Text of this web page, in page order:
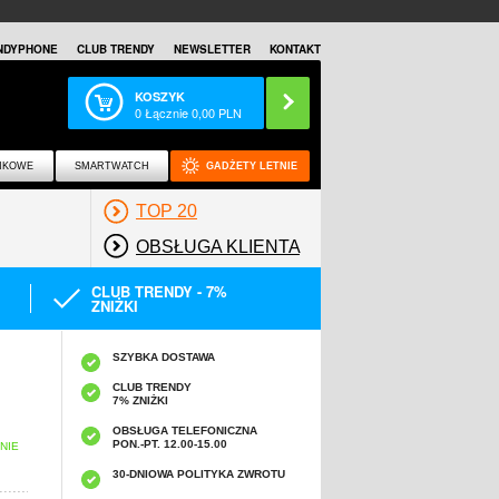
CLUB TRENDY NEWSLETTER KONTAKT
KOSZYK
0Łącznie0,00 PLN
SMARTWATCH GADŻETY LETNIE
TOP 20
OBSŁUGA KLIENTA
CLUB TRENDY - 7%
ZNIŻKI
SZYBKA DOSTAWA
CLUB TRENDY
7% ZNIŻKI
OBSŁUGA TELEFONICZNA
PON.-PT. 12.00-15.00
30-DNIOWA POLITYKA ZWROTU